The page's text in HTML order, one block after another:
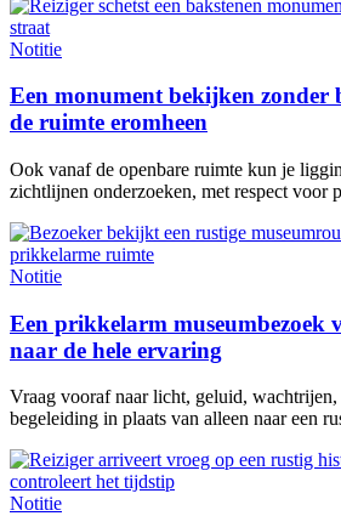
Notitie
Een monument bekijken zonder
de ruimte eromheen
Ook vanaf de openbare ruimte kun je
zichtlijnen onderzoeken, met respect voor
Notitie
Een prikkelarm museumbezoek
naar de hele ervaring
Vraag vooraf naar licht, geluid, wachtrijen,
begeleiding in plaats van alleen naar een
Notitie